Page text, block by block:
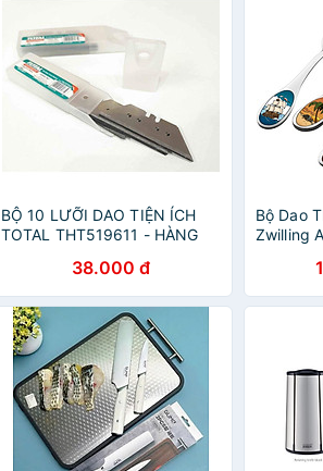
BỘ 10 LƯỠI DAO TIỆN ÍCH
TOTAL THT519611 - HÀNG
38.000 đ
Bộ Dao
Zwilling